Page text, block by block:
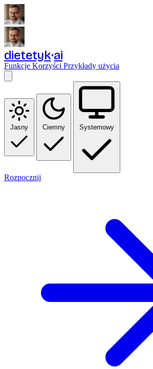
dietetyk ai
Funkcje Korzyści Przykłady użycia
Jasny Ciemny Systemowy
Rozpocznij